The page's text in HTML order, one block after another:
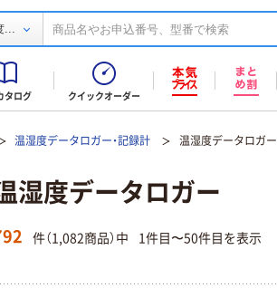
...
タログ クイックオーダー
温湿度データロガー・記録計 温湿度データロガー
湿度データロガー
件（1,082商品）中 1件目〜50件目を表示